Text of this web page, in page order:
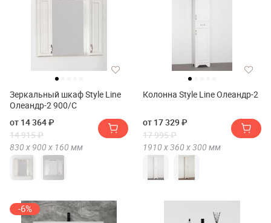
Зеркальный шкаф Style Line
Олеандр-2 900/С
от 14 364 ₽
14 915 ₽
830 х 900 х 160 мм
Колонна Style Line Олеандр-2
от 17 329 ₽
17 995 ₽
1910 х360 х300 мм
-6%